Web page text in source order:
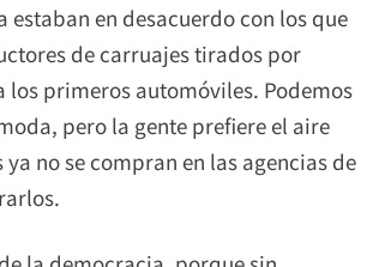
en desacuerdo con los que
de carruajes tirados por
primeros automóviles. Podemos
pero la gente prefiere el aire
no se compran en las agencias de